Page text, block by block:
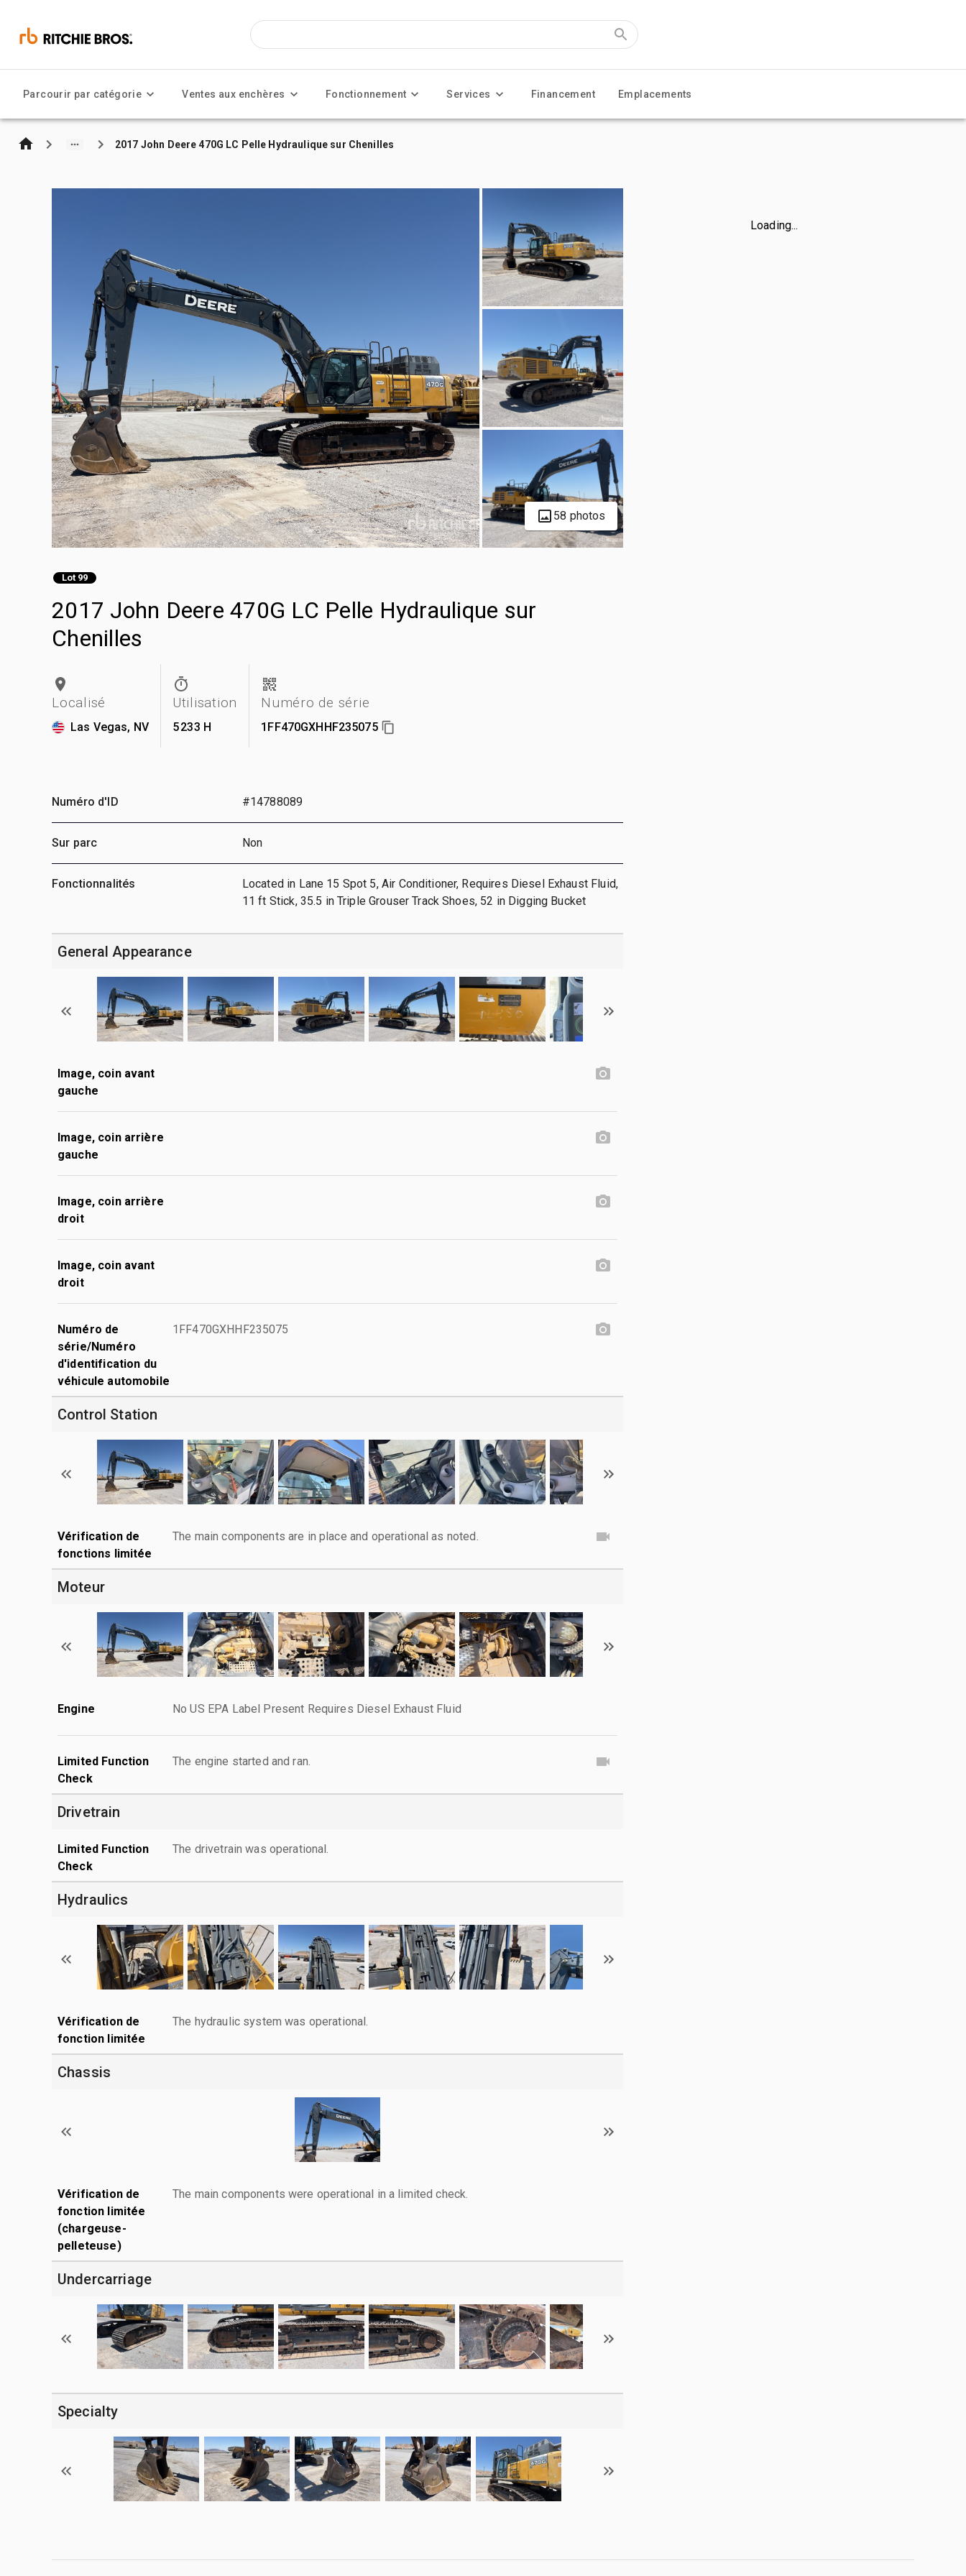
Parcourir par catégorie Ventes aux enchères Fonctionnement Services Financement Emplacements
2017 John Deere 470G LC Pelle Hydraulique sur Chenilles
58 photos
Lot 99
2017 John Deere 470G LC Pelle Hydraulique sur
Chenilles
Localisé
Las Vegas, NV
Utilisation
5 233 H
Numéro de série
1FF470GXHHF235075
Loading...
Numéro d'ID #14788089
Sur parc Non
Fonctionnalités
Located in Lane 15 Spot 5, Air Conditioner, Requires Diesel Exhaust Fluid,
11 ft Stick, 35.5 in Triple Grouser Track Shoes, 52 in Digging Bucket
General Appearance
Image, coin avant
gauche
Image, coin arrière
gauche
Image, coin arrière
droit
Image, coin avant
droit
Numéro de
série/Numéro
d'identification du
véhicule automobile
1FF470GXHHF235075
Control Station
Vérification de
fonctions limitée
The main components are in place and operational as noted.
Moteur
Engine No US EPA Label Present Requires Diesel Exhaust Fluid
Limited Function
Check
The engine started and ran.
Drivetrain
Limited Function
Check
The drivetrain was operational.
Hydraulics
Vérification de
fonction limitée
The hydraulic system was operational.
Chassis
Vérification de
fonction limitée
(chargeuse-
pelleteuse)
The main components were operational in a limited check.
Undercarriage
Specialty